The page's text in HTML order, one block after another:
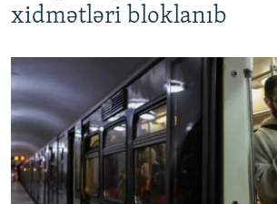
xidmətləri bloklanıb